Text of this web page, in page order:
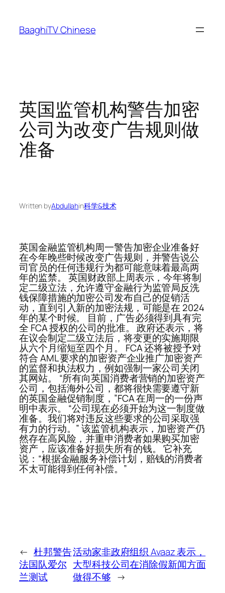
content
BaaghiTV Chinese
英国监管机构警告加密
公司为改变广告规则做
准备
Written byAbdullahin科学&技术
英国金融监管机构周一警告加密企业准备好
在今年晚些时候改变广告规则，并警告说公
司官员的任何违规行为都可能意味着最高两
年的监禁。 英国财政部上周表示，今年将制
定二级立法，允许遵守金融行为监管局反洗
钱保障措施的加密公司发布自己的促销活
动，直到引入新的加密法规，可能是在 2024
年的某个时候。 目前，广告必须得到具有完
全 FCA 授权的公司的批准。 政府还表示，将
在议会制定二级立法后，将变更的实施期限
从六个月缩短至四个月。 FCA 还将被授予对
符合 AML 要求的加密资产企业推广加密资产
的监督和执法权力，例如强制一家公司关闭
其网站。 “所有向英国消费者营销的加密资产
公司，包括海外公司，都将很快需要遵守新
的英国金融促销制度，”FCA 在周一的一份声
明中表示。 “公司现在必须开始为这一制度做
准备。我们将对违反这些要求的公司采取强
有力的行动。” 该监管机构表示，加密资产仍
然存在高风险，并重申消费者如果购买加密
资产，应该准备好损失所有的钱。 它补充
说：“根据金融服务补偿计划，赔钱的消费者
不太可能得到任何补偿。”
← 杜邦警告
法国队爱尔
兰测试
活动家非政府组织 Avaaz 表示，
大型科技公司在消除假新闻方面
做得不够 →